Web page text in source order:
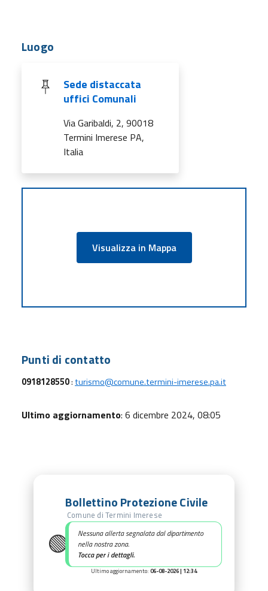
Luogo
Sede distaccata
uffici Comunali
Via Garibaldi, 2, 90018
Termini Imerese PA,
Italia
Visualizza in Mappa
Punti di contatto
0918128550:turismo@comune.termini-imerese.pa.it
Ultimo aggiornamento: 6 dicembre 2024, 08:05
🟢
Bollettino Protezione Civile
Comune di Termini Imerese
Nessuna allerta segnalata dal dipartimento
nella nostra zona.
Tocca per i dettagli.
Ultimo aggiornamento: 06-08-2026 | 12:34